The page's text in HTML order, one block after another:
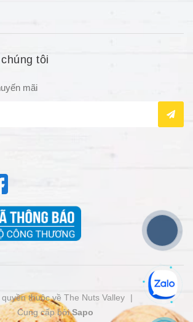
tôi
mãi
thuộc về The Nuts Valley
|
Cung cấp bởi Sapo